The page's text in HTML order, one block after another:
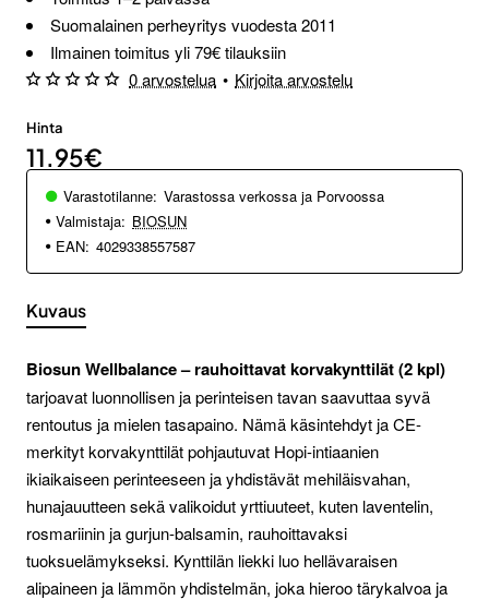
Suomalainen perheyritys vuodesta 2011
Ilmainen toimitus yli 79€ tilauksiin
0 arvostelua • Kirjoita arvostelu
Hinta
11.95€
Varastotilanne: Varastossa verkossa ja Porvoossa
Valmistaja: BIOSUN
EAN: 4029338557587
Kuvaus
Biosun Wellbalance – rauhoittavat korvakynttilät (2 kpl)
tarjoavat luonnollisen ja perinteisen tavan saavuttaa syvä
rentoutus ja mielen tasapaino. Nämä käsintehdyt ja CE-
merkityt korvakynttilät pohjautuvat Hopi-intiaanien
ikiaikaiseen perinteeseen ja yhdistävät mehiläisvahan,
hunajauutteen sekä valikoidut yrttiuuteet, kuten laventelin,
rosmariinin ja gurjun-balsamin, rauhoittavaksi
tuoksuelämykseksi. Kynttilän liekki luo hellävaraisen
alipaineen ja lämmön yhdistelmän, joka hieroo tärykalvoa ja